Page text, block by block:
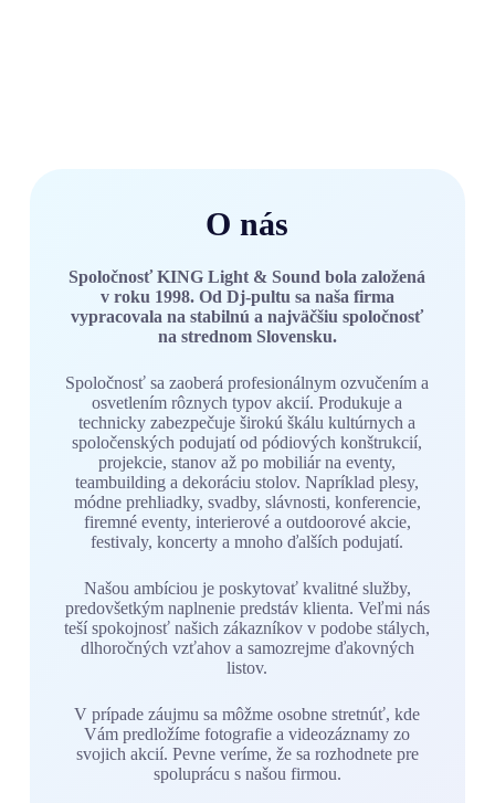
O nás
Spoločnosť KING Light & Sound bola založená
v roku 1998. Od Dj-pultu sa naša firma
vypracovala na stabilnú a najväčšiu spoločnosť
na strednom Slovensku.
Spoločnosť sa zaoberá profesionálnym ozvučením a
osvetlením rôznych typov akcií. Produkuje a
technicky zabezpečuje širokú škálu kultúrnych a
spoločenských podujatí od pódiových konštrukcií,
projekcie, stanov až po mobiliár na eventy,
teambuilding a dekoráciu stolov. Napríklad plesy,
módne prehliadky, svadby, slávnosti, konferencie,
firemné eventy, interierové a outdoorové akcie,
festivaly, koncerty a mnoho ďalších podujatí.
Našou ambíciou je poskytovať kvalitné služby,
predovšetkým naplnenie predstáv klienta. Veľmi nás
teší spokojnosť našich zákazníkov v podobe stálych,
dlhoročných vzťahov a samozrejme ďakovných
listov.
V prípade záujmu sa môžme osobne stretnúť, kde
Vám predložíme fotografie a videozáznamy zo
svojich akcií. Pevne veríme, že sa rozhodnete pre
spoluprácu s našou firmou.